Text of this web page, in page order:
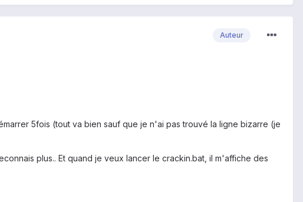
Auteur
5fois (tout va bien sauf que je n'ai pas trouvé la ligne bizarre (je
plus.. Et quand je veux lancer le crackin.bat, il m'affiche des